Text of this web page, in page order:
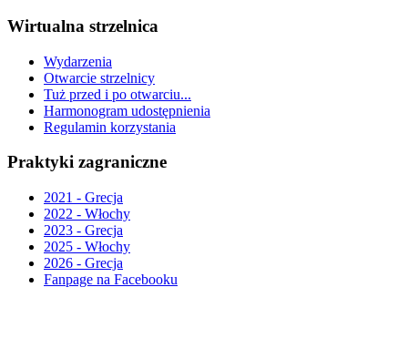
Wirtualna strzelnica
Wydarzenia
Otwarcie strzelnicy
Tuż przed i po otwarciu...
Harmonogram udostępnienia
Regulamin korzystania
Praktyki zagraniczne
2021 - Grecja
2022 - Włochy
2023 - Grecja
2025 - Włochy
2026 - Grecja
Fanpage na Facebooku